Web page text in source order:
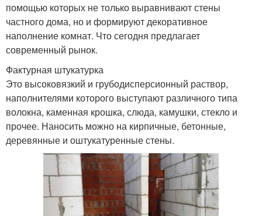
помощью которых не только выравнивают стены
частного дома, но и формируют декоративное
наполнение комнат. Что сегодня предлагает
современный рынок.
Фактурная штукатурка
Это высоковязкий и грубодисперсионный раствор,
наполнителями которого выступают различного типа
волокна, каменная крошка, слюда, камушки, стекло и
прочее. Наносить можно на кирпичные, бетонные,
деревянные и оштукатуренные стены.